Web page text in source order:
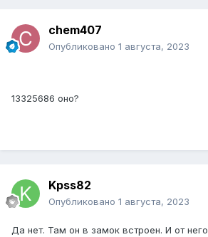
chem407
Опубликовано 1 августа, 2023
13325686 оно?
Kpss82
Опубликовано 1 августа, 2023
Да нет. Там он в замок встроен. И от